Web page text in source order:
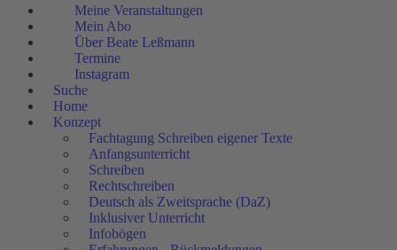
Meine Veranstaltungen
Mein Abo
Über Beate Leßmann
Termine
Instagram
Suche
Home
Konzept
Fachtagung Schreiben eigener Texte
Anfangsunterricht
Schreiben
Rechtschreiben
Deutsch als Zweitsprache (DaZ)
Inklusiver Unterricht
Infobögen